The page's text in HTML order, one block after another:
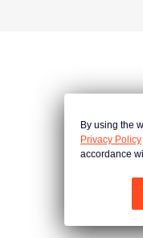
By using the
Privacy Policy
accordance